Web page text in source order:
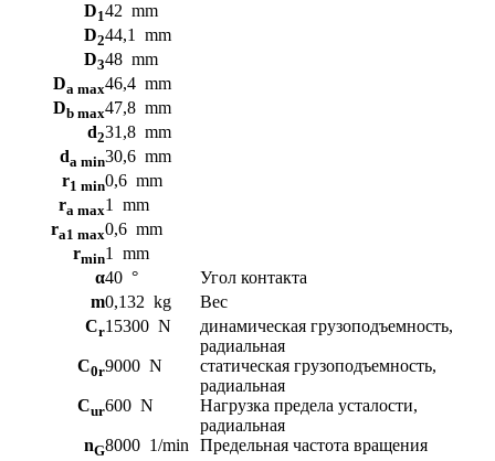
D142 mm
D244,1
mm
D348 mm
Da max46,4 mm
Db max47,8 mm
d231,8 mm
da min30,6 mm
r1 min0,6 mm
ra max1
mm
ra1 max0,6 mm
rmin1
mm
α40 °
Угол контакта
m0,132 kg
Вес
Cr15300 N
динамическая грузоподъемность,
радиальная
C0r9000 N
статическая грузоподъемность,
радиальная
Cur600 N
Нагрузка предела усталости,
радиальная
nG8000 1/min Предельная частота вращения